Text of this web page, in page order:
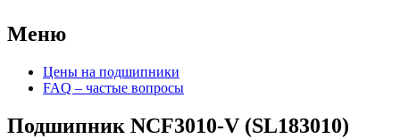
Меню
ПерейтиЦены на подшипники
FAQ – частые вопросы
Подшипник NCF3010-V (SL183010)